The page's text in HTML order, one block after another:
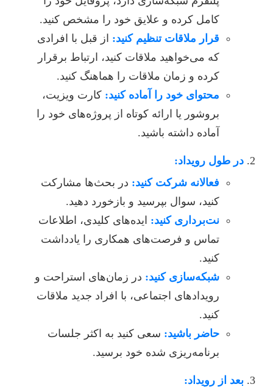
کامل کرده و علایق خود را مشخص کنید.
قرار ملاقات تنظیم کنید: از قبل با افرادی
که می‌خواهید ملاقات کنید، ارتباط برقرار
کرده و زمان ملاقات را هماهنگ کنید.
محتوای خود را آماده کنید: کارت ویزیت،
بروشور یا ارائه کوتاه از پروژه‌های خود را
آماده داشته باشید.
در طول رویداد:
فعالانه شرکت کنید: در بحث‌ها مشارکت
کنید، سوال بپرسید و بازخورد دهید.
نت‌برداری کنید: ایده‌های کلیدی، اطلاعات
تماس و فرصت‌های همکاری را یادداشت
کنید.
شبکه‌سازی کنید: در زمان‌های استراحت و
رویدادهای اجتماعی، با افراد جدید ملاقات
کنید.
حاضر باشید: سعی کنید به اکثر جلسات
برنامه‌ریزی شده خود برسید.
بعد از رویداد: